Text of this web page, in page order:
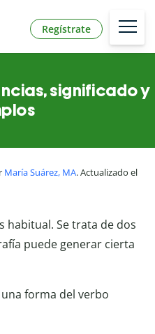
Regístrate
significado y
María Suárez, MA. Actualizado el
habitual. Se trata de dos
puede generar cierta
forma del verbo